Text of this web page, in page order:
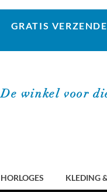
GRATIS
De winkel voor
HORLOGES KLEDING